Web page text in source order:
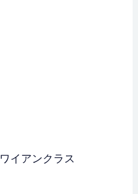
イアンクラス